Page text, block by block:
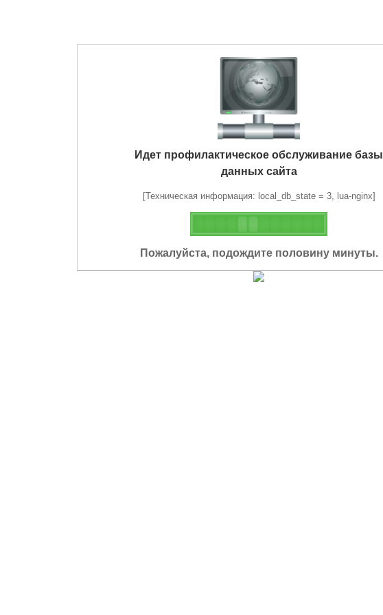
Идет профилактическое обслуживание базы
данных сайта
[Техническая информация: local_db_state = 3, lua-nginx]
Пожалуйста, подождите половину минуты.